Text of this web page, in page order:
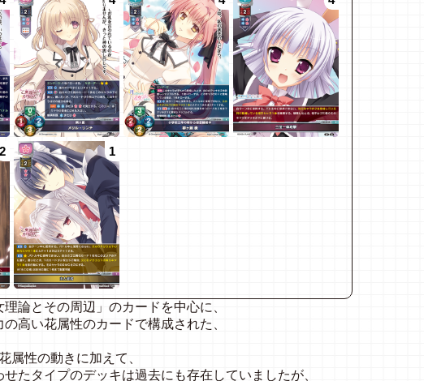
2 1
論とその周辺」のカードを中心に、
高い花属性のカードで構成された、
属性の動きに加えて、
たタイプのデッキは過去にも存在していましたが、